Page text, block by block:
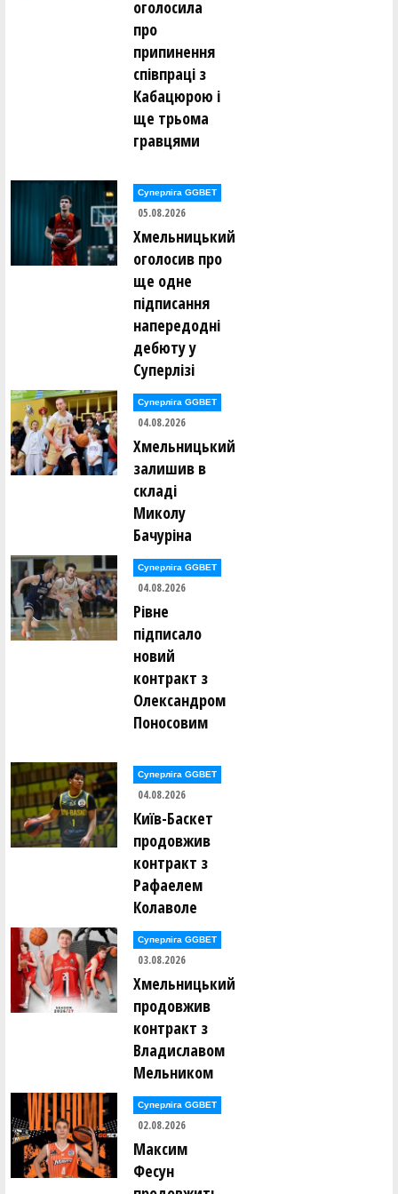
оголосила
про
припинення
співпраці з
Кабацюрою і
ще трьома
гравцями
Суперліга GGBET
05.08.2026
Хмельницький
оголосив про
ще одне
підписання
напередодні
дебюту у
Суперлізі
Суперліга GGBET
04.08.2026
Хмельницький
залишив в
складі
Миколу
Бачуріна
Суперліга GGBET
04.08.2026
Рівне
підписало
новий
контракт з
Олександром
Поносовим
Суперліга GGBET
04.08.2026
Київ-Баскет
продовжив
контракт з
Рафаелем
Колаволе
Суперліга GGBET
03.08.2026
Хмельницький
продовжив
контракт з
Владиславом
Мельником
Суперліга GGBET
02.08.2026
Максим
Фесун